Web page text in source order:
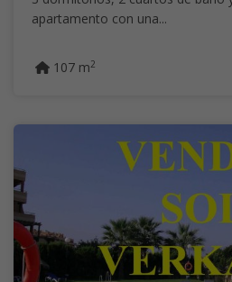
apartamento con una...
107 m2